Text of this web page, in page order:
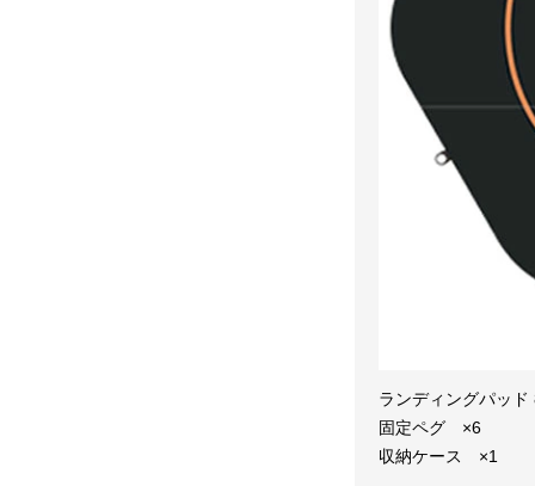
ランディングパッ
固定ペグ ×6
収納ケース ×1